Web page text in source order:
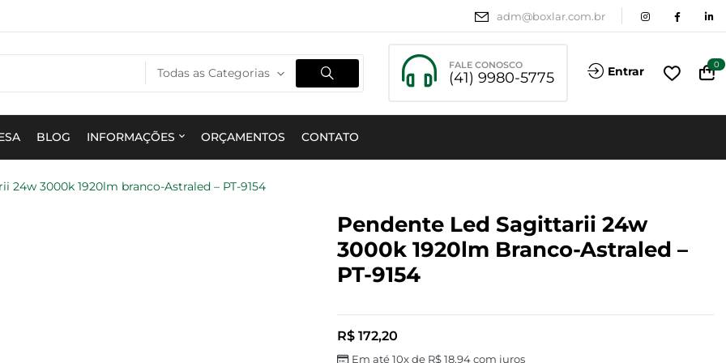
adm@boxlar.com.br
Todas as Categorias
FALE CONOSCO
(41) 9980-5775 Entrar 0
BLOG INFORMAÇÕES ORÇAMENTOS CONTATO
24w 3000k 1920lm branco-Astraled – PT-9154
Pendente Led Sagittarii 24w
3000k 1920lm Branco-Astraled –
PT-9154
R$172,20
Em até 10x de R$18,94com juros